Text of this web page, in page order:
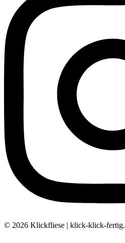
© 2026 Klickfliese | klick-klick-fertig.